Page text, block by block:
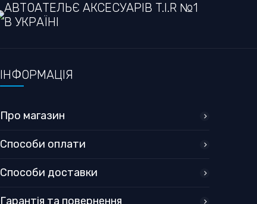
АВТОАТЕЛЬЄ АКСЕСУАРІВ T.I.R №1
В УКРАЇНІ
ІНФОРМАЦІЯ
Про магазин
Способи оплати
Способи доставки
Гарантія та повернення